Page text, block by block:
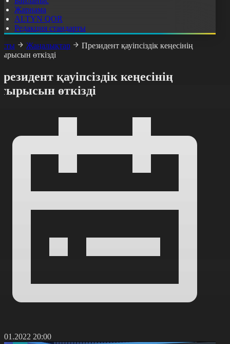
Жарнама
ALTYN QOR
Редакция стандарты
Жаңалықтар
Президент қауіпсіздік кеңесінің
өткізді
қауіпсіздік кеңесінің
өткізді
20:00